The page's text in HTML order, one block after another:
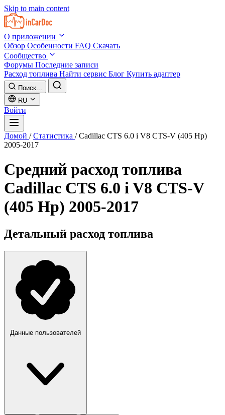
Skip to main content
О приложении
Обзор Особенности FAQ Скачать
Сообщество
Форумы Последние записи
Расход топлива Найти сервис Блог Купить адаптер
Поиск...
RU
Войти
Домой / Статистика / Cadillac CTS 6.0 i V8 CTS-V (405 Hp)
2005-2017
Средний расход топлива
Cadillac CTS 6.0 i V8 CTS-V
(405 Hp) 2005-2017
Детальный расход топлива
Данные пользователей